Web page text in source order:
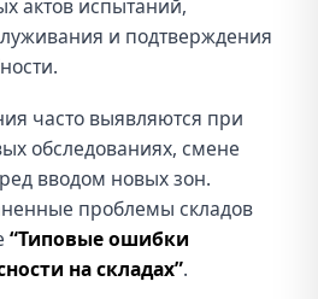
актов испытаний,
и подтверждения
часто выявляются при
обследованиях, смене
вводом новых зон.
проблемы складов
“Типовые ошибки
на складах”.